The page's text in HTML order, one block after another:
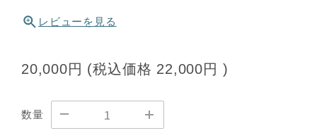
レビューを見る
20,000円 (税込価格 22,000円 )
数量